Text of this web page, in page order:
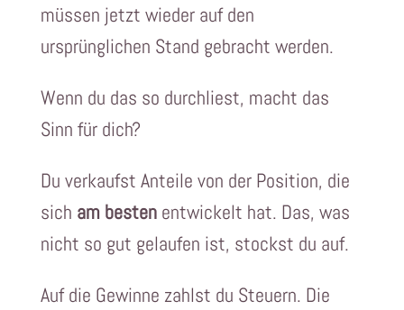
müssen jetzt wieder auf den
ursprünglichen Stand gebracht werden.
Wenn du das so durchliest, macht das
Sinn für dich?
Du verkaufst Anteile von der Position, die
sich am bestenentwickelt hat. Das, was
nicht so gut gelaufen ist, stockst du auf.
Auf die Gewinne zahlst du Steuern. Die